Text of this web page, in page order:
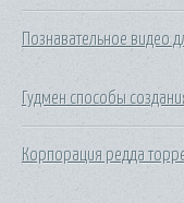
Познавательное видео
Гудмен способы
Корпорация редда